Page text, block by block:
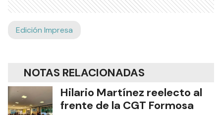
Edición Impresa
NOTAS RELACIONADAS
Hilario Martínez reelecto al
frente de la CGT Formosa